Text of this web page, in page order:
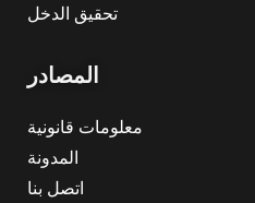
تحقيق الدخل
المصادر
معلومات قانونية
المدونة
اتصل بنا